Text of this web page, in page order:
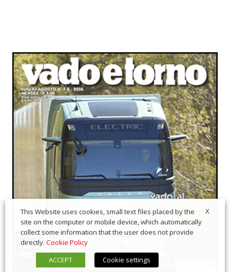
X
This Website uses cookies, small text files placed by the
site on the computer or mobile device, which automatically
collect some information that the user does not provide
directly. Cookie Policy
ACCEPT
Cookie settings